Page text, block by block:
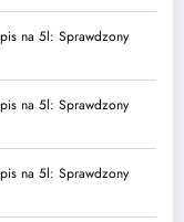
na 5l: Sprawdzony
na 5l: Sprawdzony
na 5l: Sprawdzony